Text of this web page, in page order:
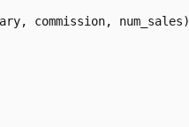
commission, num_sales)